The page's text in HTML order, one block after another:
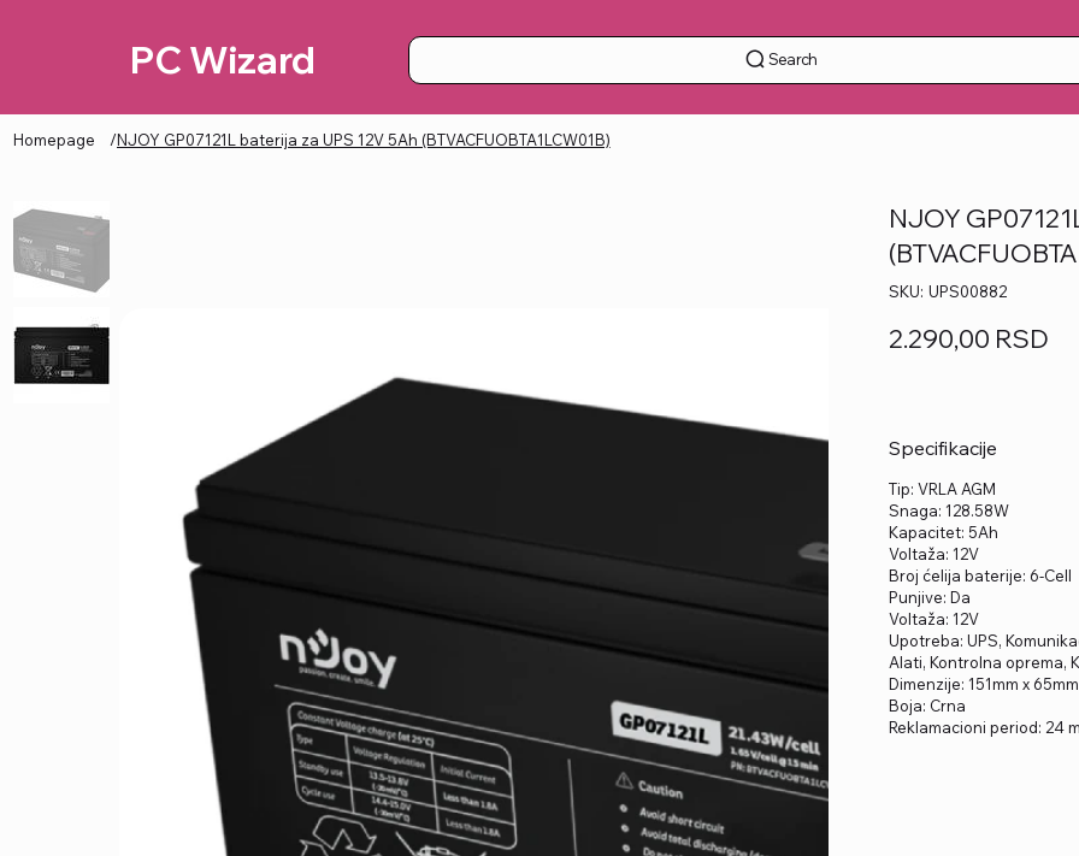
PC Wizard Search
Homepage /NJOY GP07121L baterija za UPS 12V 5Ah (BTVACFUOBTA1LCW01B)
NJOY
SKU: SKU
UPS00882
UPS00882
2.290,00 RSD
Specifikacije
Tip: VRLA AGM
Snaga: 128.58W
Kapacitet: 5Ah
Voltaža: 12V
Broj ćelija baterije: 6-Cell
Punjive: Da
Voltaža: 12V
Upotreba: UPS,
Alati, Kontrolna oprema,
Dimenzije: 151mm x
Boja: Crna
Reklamacioni period: 24